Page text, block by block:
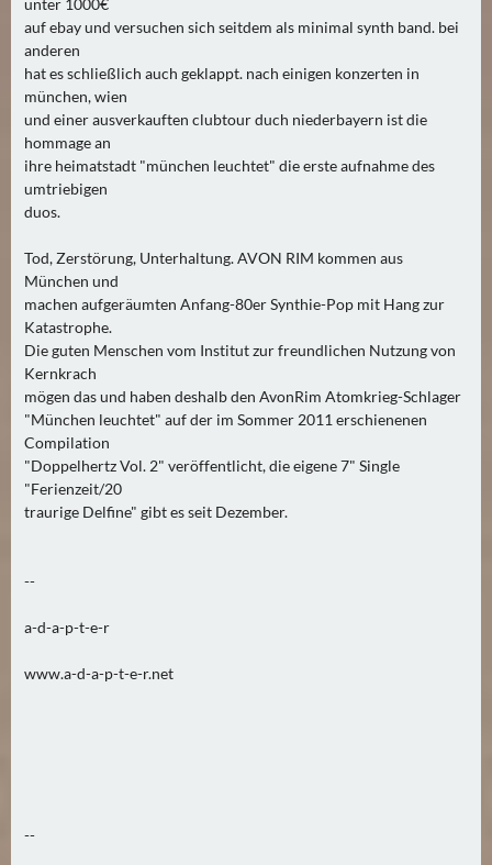
unter 1000€
auf ebay und versuchen sich seitdem als minimal synth band. bei
anderen
hat es schließlich auch geklappt. nach einigen konzerten in
münchen, wien
und einer ausverkauften clubtour duch niederbayern ist die
hommage an
ihre heimatstadt "münchen leuchtet" die erste aufnahme des
umtriebigen
duos.
Tod, Zerstörung, Unterhaltung. AVON RIM kommen aus
München und
machen aufgeräumten Anfang-80er Synthie-Pop mit Hang zur
Katastrophe.
Die guten Menschen vom Institut zur freundlichen Nutzung von
Kernkrach
mögen das und haben deshalb den AvonRim Atomkrieg-Schlager
"München leuchtet" auf der im Sommer 2011 erschienenen
Compilation
"Doppelhertz Vol. 2" veröffentlicht, die eigene 7" Single
"Ferienzeit/20
traurige Delfine" gibt es seit Dezember.
--
a-d-a-p-t-e-r
www.a-d-a-p-t-e-r.net
--